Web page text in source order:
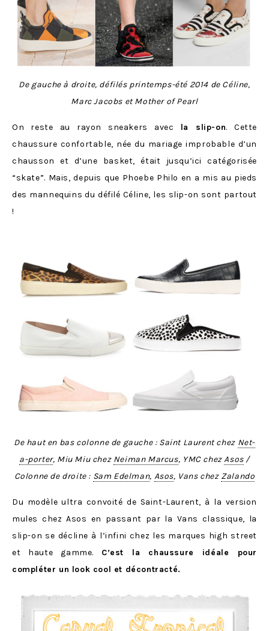
De gauche à droite, défilés printemps-été 2014 de Céline,
Marc Jacobs et Mother of Pearl
On reste au rayon sneakers avec la slip-on. Cette
chaussure confortable, née du mariage improbable d’un
chausson et d’une basket, était jusqu’ici catégorisée
“skate”. Mais, depuis que Phoebe Philo en a mis au pieds
des mannequins du défilé Céline, les slip-on sont partout
!
De haut en bas colonne de gauche : Saint Laurent chez Net-
a-porter, Miu Miu chez Neiman Marcus, YMC chezAsos/
Colonne de droite : Sam Edelman, Asos, Vans chez Zalando
Du modèle ultra convoité de Saint-Laurent, à la version
mules chez Asos en passant par la Vans classique, la
slip-on se décline à l’infini chez les marques high street
et haute gamme. C’est la chaussure idéale pour
compléter un look cool et décontracté.